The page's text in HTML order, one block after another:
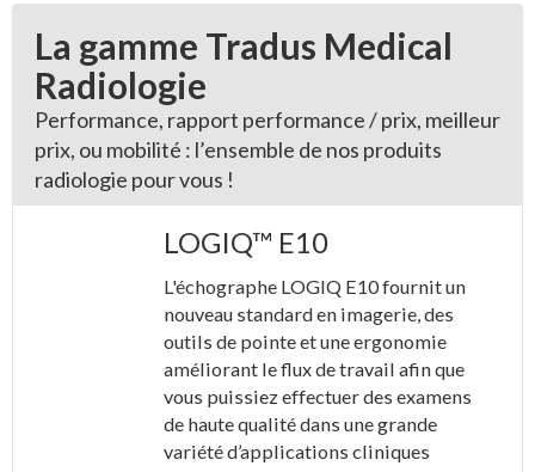
La gamme Tradus Medical
Radiologie
Performance, rapport performance / prix, meilleur
prix, ou mobilité : l’ensemble de nos produits
radiologie pour vous !
LOGIQ™ E10
L'échographe LOGIQ E10 fournit un
nouveau standard en imagerie, des
outils de pointe et une ergonomie
améliorant le flux de travail afin que
vous puissiez effectuer des examens
de haute qualité dans une grande
variété d’applications cliniques